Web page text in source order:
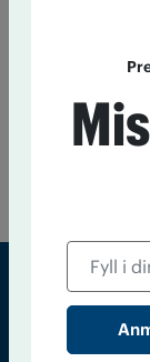
Svensk
28 november
motverka
indiska regler
Samtidigt
indierna att
hitta lösningar